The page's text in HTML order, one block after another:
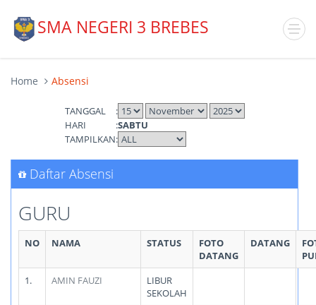
SMA NEGERI 3 BREBES
Home Absensi
TANGGAL
:
HARI
:SABTU
TAMPILKAN:
Daftar Absensi
GURU
NO NAMA STATUS
FOTO
DATANG
DATANG
1.
AMIN FAUZI
LIBUR
SEKOLAH